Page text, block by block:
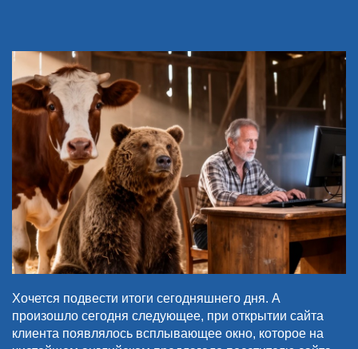
Хочется подвести итоги сегодняшнего дня. А
произошло сегодня следующее, при открытии сайта
клиента появлялось всплывающее окно, которое на